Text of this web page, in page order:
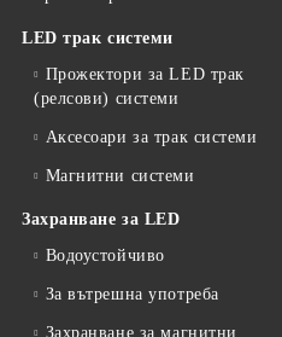
LED трак системи
Прожектори за LED трак
(релсови) системи
Аксесоари за трак системи
Магнитни системи
Захранване за LED
Водоустойчиво
За вътрешна употреба
Захранване за магнитни